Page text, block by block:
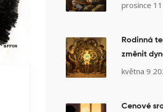
prosince
Rodinná
změnit
vztahů,
května 9
Cenové